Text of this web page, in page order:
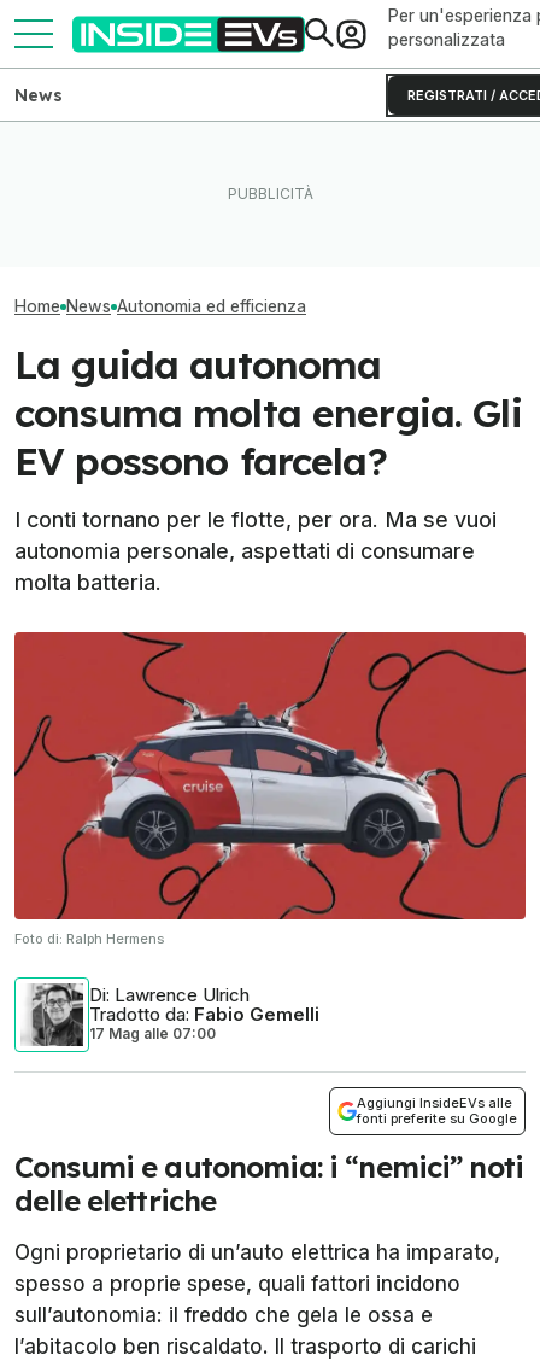
Per un'esperienza
personalizzata
REGISTRATI /
News
Home News Autonomia ed efficienza
La guida autonoma
consuma molta energia. Gli
EV possono farcela?
I conti tornano per le flotte, per ora. Ma se vuoi
autonomia personale, aspettati di consumare
molta batteria.
Foto di: Ralph Hermens
Di: Lawrence Ulrich
Tradotto da: Fabio Gemelli
17 Mag alle 07:00
Aggiungi InsideEVs alle
fonti preferite su Google
Consumi e autonomia: i “nemici” noti
delle elettriche
Ogni proprietario di un’auto elettrica ha imparato,
spesso a proprie spese, quali fattori incidono
sull’autonomia: il freddo che gela le ossa e
l’abitacolo ben riscaldato. Il trasporto di carichi